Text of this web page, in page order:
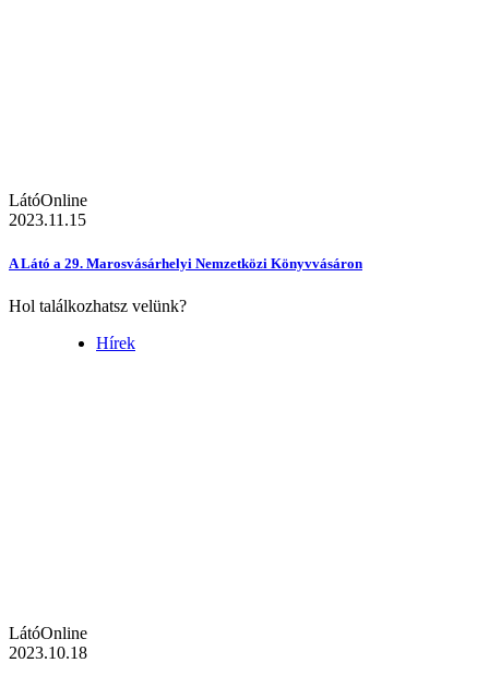
LátóOnline
2023.11.15
A Látó a 29. Marosvásárhelyi Nemzetközi Könyvvásáron
Hol találkozhatsz velünk?
Hírek
LátóOnline
2023.10.18